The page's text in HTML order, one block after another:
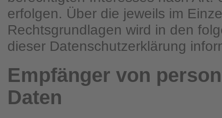
erfolgen. Über die jeweils im
Rechtsgrundlagen wird in den
dieser Datenschutzerklärung
Empfänger von
Daten